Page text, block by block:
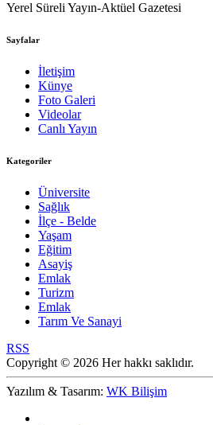
Yerel Süreli Yayın-Aktüel Gazetesi
Sayfalar
İletişim
Künye
Foto Galeri
Videolar
Canlı Yayın
Kategoriler
Üniversite
Sağlık
İlçe - Belde
Yaşam
Eğitim
Asayiş
Emlak
Turizm
Emlak
Tarım Ve Sanayi
RSS
Copyright © 2026 Her hakkı saklıdır.
Yazılım & Tasarım: WK Bilişim